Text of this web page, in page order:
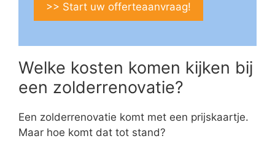
>> Start uw offerteaanvraag!
Welke kosten komen kijken bij
een zolderrenovatie?
Een zolderrenovatie komt met een prijskaartje.
Maar hoe komt dat tot stand?